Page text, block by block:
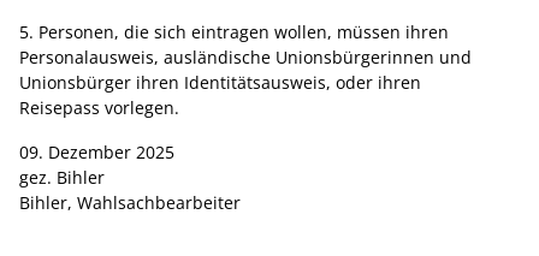
5. Personen, die sich eintragen wollen, müssen ihren
Personalausweis, ausländische Unionsbürgerinnen und
Unionsbürger ihren Identitätsausweis, oder ihren
Reisepass vorlegen.
09. Dezember 2025
gez. Bihler
Bihler, Wahlsachbearbeiter